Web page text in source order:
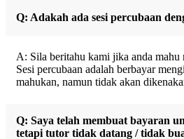
Q: Adakah ada sesi percubaan
A: Sila beritahu kami jika anda mahu
Sesi percubaan adalah berbayar
mahukan, namun tidak akan
Q: Saya telah membuat bayaran
tetapi tutor tidak datang / tidak